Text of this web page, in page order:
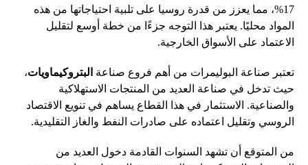
17%، مما يعزز من قدرة روسيا على تلبية احتياجاتها من هذه
المواد محليًا. يعتبر هذا التوجه جزءًا من خطة أوسع لتقليل
الاعتماد على الأسواق الخارجية.
تعتبر صناعة البوليمرات من أهم فروع صناعة البتروكيماويات،
حيث تدخل في صناعة العديد من المنتجات الاستهلاكية
والصناعية. الاستثمار في هذا القطاع يساهم في تنويع الاقتصاد
الروسي وتقليل اعتماده على صادرات النفط والغاز التقليدية.
من المتوقع أن تشهد السنوات القادمة دخول العديد من